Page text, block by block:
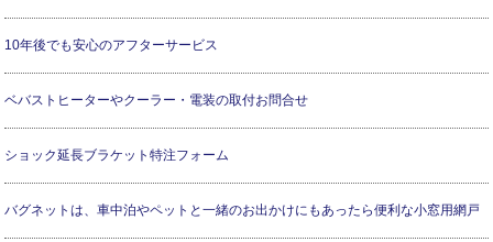
10年後でも安心のアフターサービス
ベバストヒーターやクーラー・電装の取付お問合せ
ショック延長ブラケット特注フォーム
バグネットは、車中泊やペットと一緒のお出かけにもあったら便利な小窓用網戸